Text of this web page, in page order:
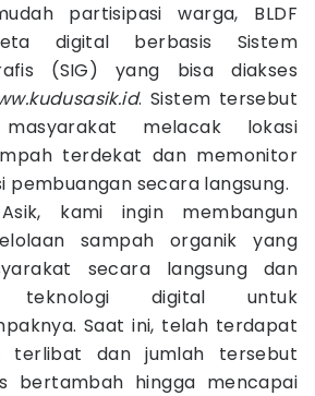
partisipasi warga, BLDF
digital berbasis Sistem
(SIG) yang bisa diakses
. Sistem tersebut
masyarakat melacak lokasi
terdekat dan memonitor
secara langsung.
kami ingin membangun
sampah organik yang
secara langsung dan
teknologi digital untuk
Saat ini, telah terdapat
terlibat dan jumlah tersebut
bertambah hingga mencapai